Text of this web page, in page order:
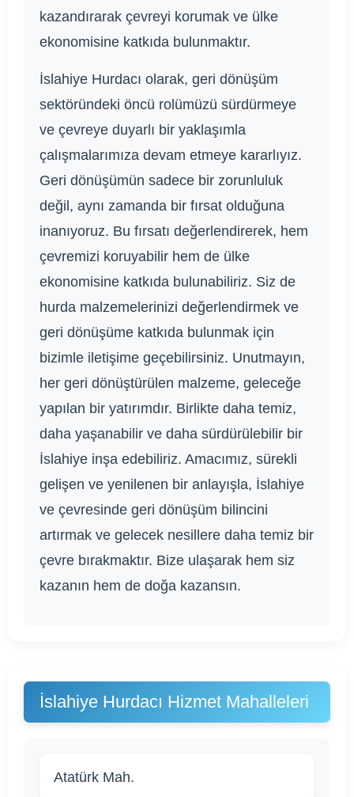
kazandırarak çevreyi korumak ve ülke
ekonomisine katkıda bulunmaktır.
İslahiye Hurdacı olarak, geri dönüşüm
sektöründeki öncü rolümüzü sürdürmeye
ve çevreye duyarlı bir yaklaşımla
çalışmalarımıza devam etmeye kararlıyız.
Geri dönüşümün sadece bir zorunluluk
değil, aynı zamanda bir fırsat olduğuna
inanıyoruz. Bu fırsatı değerlendirerek, hem
çevremizi koruyabilir hem de ülke
ekonomisine katkıda bulunabiliriz. Siz de
hurda malzemelerinizi değerlendirmek ve
geri dönüşüme katkıda bulunmak için
bizimle iletişime geçebilirsiniz. Unutmayın,
her geri dönüştürülen malzeme, geleceğe
yapılan bir yatırımdır. Birlikte daha temiz,
daha yaşanabilir ve daha sürdürülebilir bir
İslahiye inşa edebiliriz. Amacımız, sürekli
gelişen ve yenilenen bir anlayışla, İslahiye
ve çevresinde geri dönüşüm bilincini
artırmak ve gelecek nesillere daha temiz bir
çevre bırakmaktır. Bize ulaşarak hem siz
kazanın hem de doğa kazansın.
İslahiye Hurdacı Hizmet Mahalleleri
Atatürk Mah.